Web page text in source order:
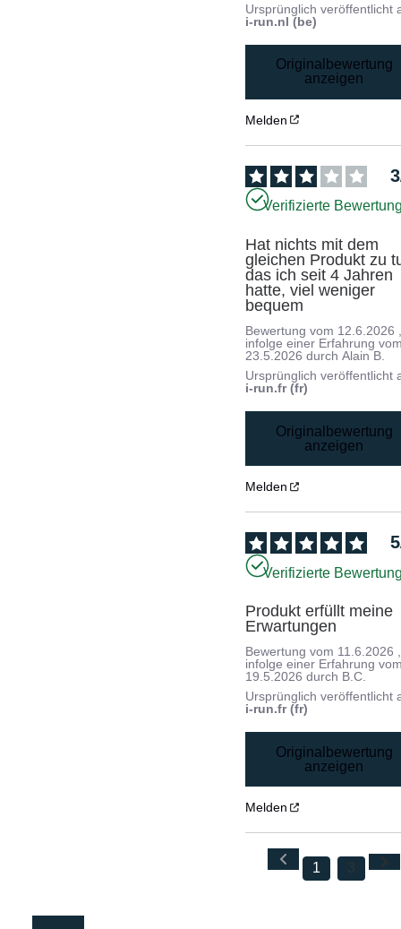
Ursprünglich veröffentlicht
i-run.nl (be)
Originalbewertung
anzeigen
Melden
3
Verifizierte
Hat nichts mit dem
gleichen Produkt zu
das ich seit 4 Jahren
hatte, viel weniger
bequem
Bewertung vom 12.6.2026
infolge einer Erfahrung
23.5.2026 durchAlain B.
Ursprünglich veröffentlicht
i-run.fr (fr)
Originalbewertung
anzeigen
Melden
5
Verifizierte
Produkt erfüllt meine
Erwartungen
Bewertung vom 11.6.2026 ,
infolge einer Erfahrung
19.5.2026 durch B.C.
Ursprünglich veröffentlicht
i-run.fr (fr)
Originalbewertung
anzeigen
Melden
1 3